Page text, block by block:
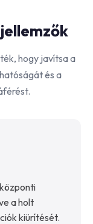
hogy javítsa a
és a
a holt
kiürítését.